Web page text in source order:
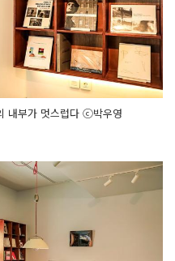
내부가 멋스럽다 ⓒ박우영